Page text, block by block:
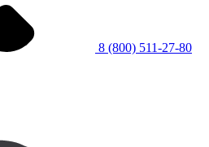
8 (800) 511-27-80